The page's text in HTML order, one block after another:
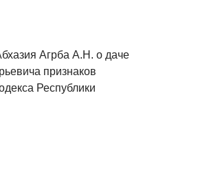
Агрба А.Н. о даче
признаков
Республики